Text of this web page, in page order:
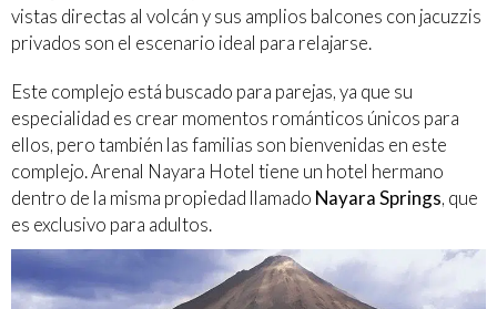
vistas directas al volcán y sus amplios balcones con jacuzzis
privados son el escenario ideal para relajarse.
Este complejo está buscado para parejas, ya que su
especialidad es crear momentos románticos únicos para
ellos, pero también las familias son bienvenidas en este
complejo. Arenal Nayara Hotel tiene un hotel hermano
dentro de la misma propiedad llamado Nayara Springs, que
es exclusivo para adultos.